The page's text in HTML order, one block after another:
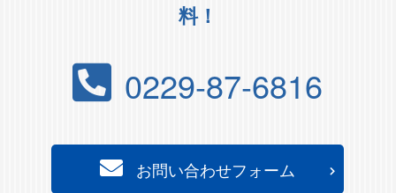
料！
0229-87-6816
お問い合わせフォーム